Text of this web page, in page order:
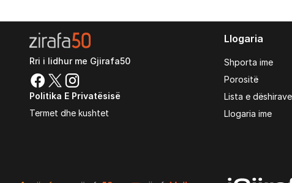
Rri i lidhur me Gjirafa50
Politika E Privatësisë
Termet dhe kushtet
Llogaria
Shporta ime
Porositë
Lista e dëshirave
Llogaria ime